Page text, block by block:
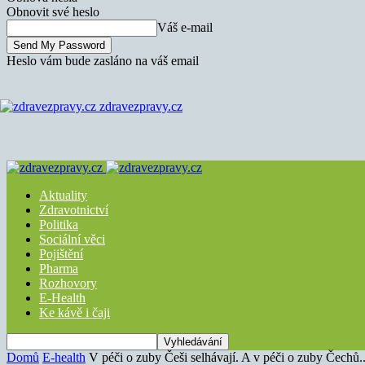
Obnovit své heslo
Váš e-mail
Heslo vám bude zasláno na váš email
zdravezpravy.cz
Aktuality
Zdravotnictví
Politika
Sociální věci
Pojištění
Pharma
Rozhovory
E-Health
Ke kávě i čaji
Domů E-health V péči o zuby Češi selhávají. A v péči o zuby